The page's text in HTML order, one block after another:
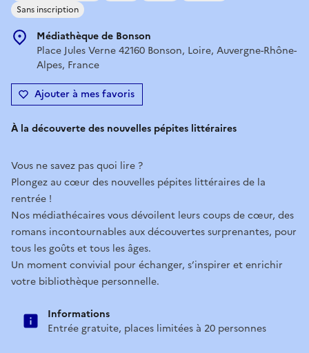
Sans inscription
Médiathèque de Bonson
Place Jules Verne 42160 Bonson, Loire, Auvergne-Rhône-
Alpes, France
Ajouter à mes favoris
À la découverte des nouvelles pépites littéraires
Vous ne savez pas quoi lire ?
Plongez au cœur des nouvelles pépites littéraires de la
rentrée !
Nos médiathécaires vous dévoilent leurs coups de cœur, des
romans incontournables aux découvertes surprenantes, pour
tous les goûts et tous les âges.
Un moment convivial pour échanger, s’inspirer et enrichir
votre bibliothèque personnelle.
Informations
Entrée gratuite, places limitées à 20 personnes